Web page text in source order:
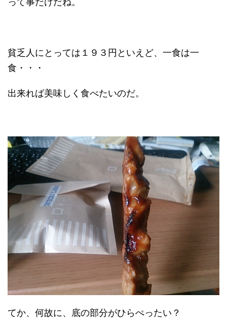
貧乏人にとっては１９３円といえど、一食は一
食・・・
出来れば美味しく食べたいのだ。
てか、何故に、底の部分がひらぺったい？